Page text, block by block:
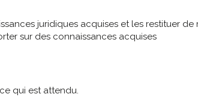
juridiques acquises et les restituer de
sur des connaissances acquises
qui est attendu.